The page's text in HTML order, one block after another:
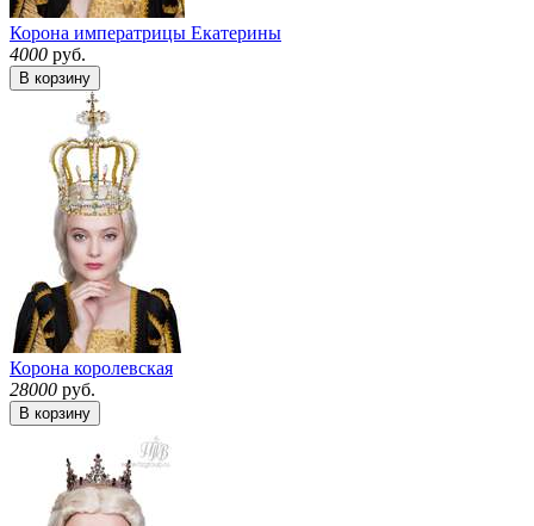
Корона императрицы Екатерины
4000 руб.
В корзину
Корона королевская
28000 руб.
В корзину